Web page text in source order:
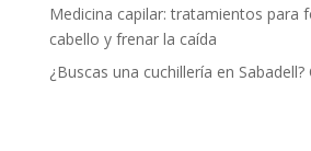
Medicina capilar: tratamientos para
cabello y frenar la caída
¿Buscas una cuchillería en